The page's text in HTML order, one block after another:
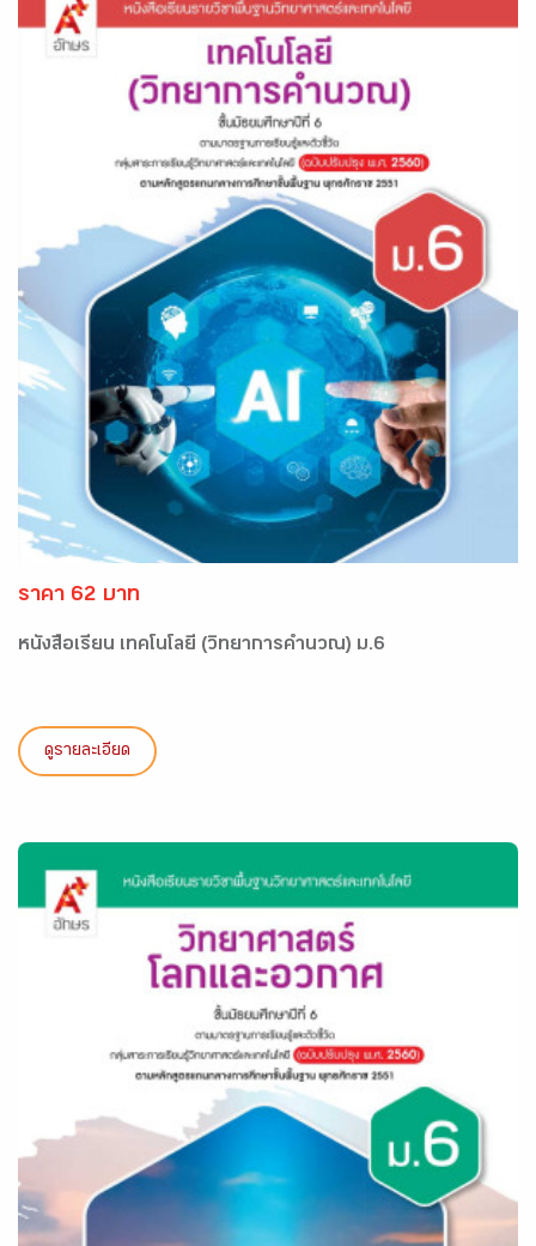
ราคา 62 บาท
หนังสือเรียน เทคโนโลยี (วิทยาการคำนวณ) ม.6
ดูรายละเอียด